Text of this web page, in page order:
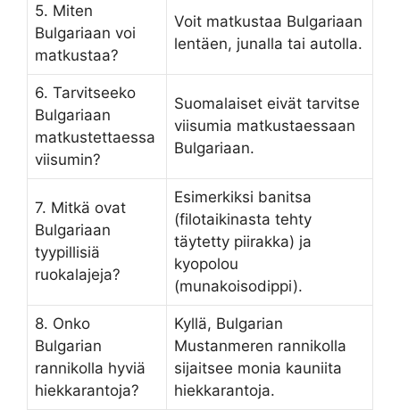
5. Miten
Bulgariaan voi
matkustaa?
Voit matkustaa Bulgariaan
lentäen, junalla tai autolla.
6. Tarvitseeko
Bulgariaan
matkustettaessa
viisumin?
Suomalaiset eivät tarvitse
viisumia matkustaessaan
Bulgariaan.
7. Mitkä ovat
Bulgariaan
tyypillisiä
ruokalajeja?
Esimerkiksi banitsa
(filotaikinasta tehty
täytetty piirakka) ja
kyopolou
(munakoisodippi).
8. Onko
Bulgarian
rannikolla hyviä
hiekkarantoja?
Kyllä, Bulgarian
Mustanmeren rannikolla
sijaitsee monia kauniita
hiekkarantoja.